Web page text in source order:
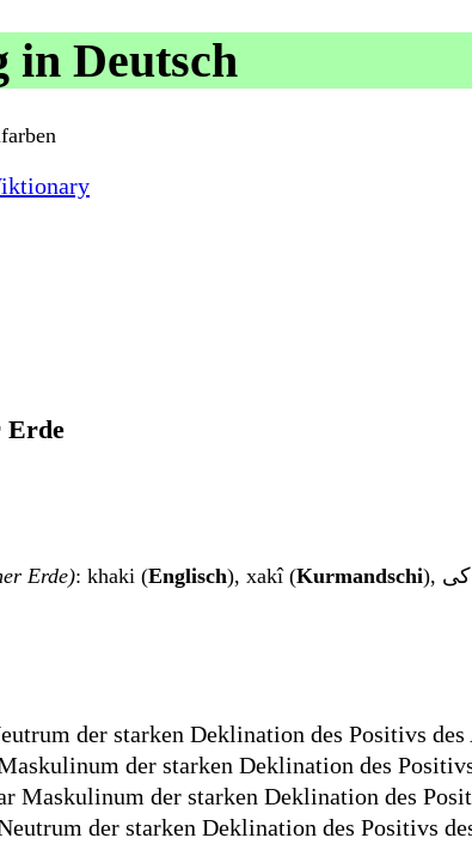
Deutsch
Erde
Erde): khaki (Englisch), xakî (Kurmandschi
der starken Deklination des Positivs
der starken Deklination des
Maskulinum der starken Deklination des
der starken Deklination des Positivs